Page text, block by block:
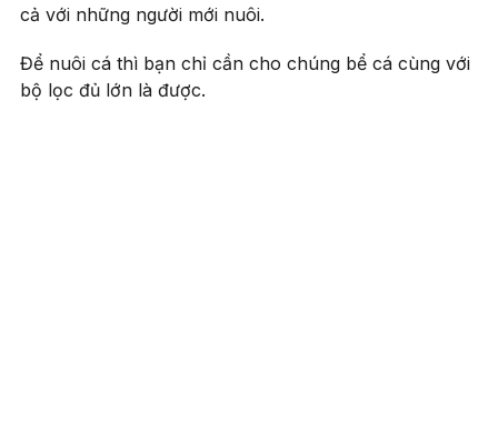
cả với những người mới nuôi.
Để nuôi cá thì bạn chỉ cần cho chúng bể cá cùng với
bộ lọc đủ lớn là được.